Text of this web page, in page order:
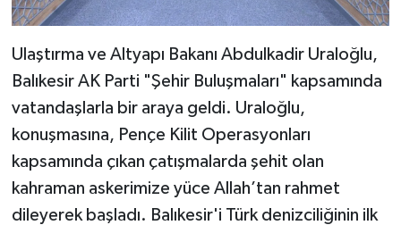
Ulaştırma ve Altyapı Bakanı Abdulkadir Uraloğlu,
Balıkesir AK Parti "Şehir Buluşmaları" kapsamında
vatandaşlarla bir araya geldi. Uraloğlu,
konuşmasına, Pençe Kilit Operasyonları
kapsamında çıkan çatışmalarda şehit olan
kahraman askerimize yüce Allah’tan rahmet
dileyerek başladı. Balıkesir'i Türk denizciliğinin ilk